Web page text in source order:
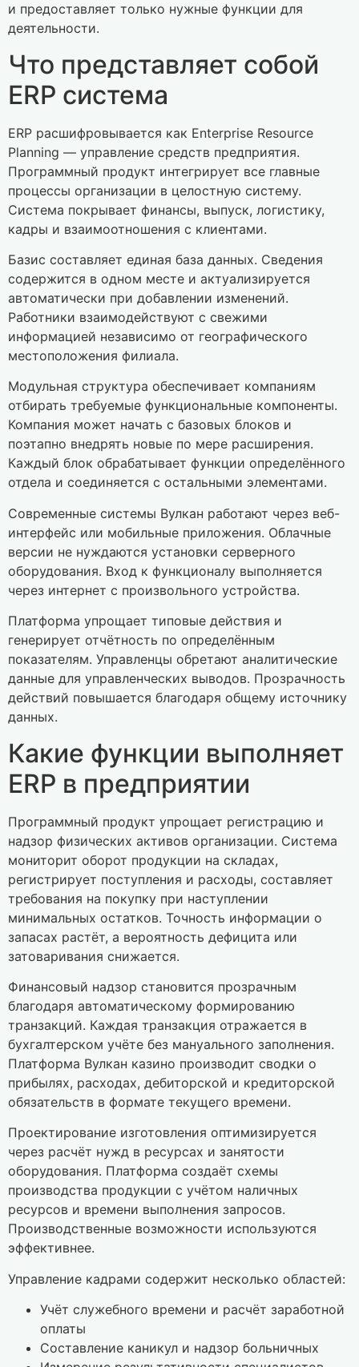
и предоставляет только нужные функции для
деятельности.
Что представляет собой
ERP система
ERP расшифровывается как Enterprise Resource
Planning — управление средств предприятия.
Программный продукт интегрирует все главные
процессы организации в целостную систему.
Система покрывает финансы, выпуск, логистику,
кадры и взаимоотношения с клиентами.
Базис составляет единая база данных. Сведения
содержится в одном месте и актуализируется
автоматически при добавлении изменений.
Работники взаимодействуют с свежими
информацией независимо от географического
местоположения филиала.
Модульная структура обеспечивает компаниям
отбирать требуемые функциональные компоненты.
Компания может начать с базовых блоков и
поэтапно внедрять новые по мере расширения.
Каждый блок обрабатывает функции определённого
отдела и соединяется с остальными элементами.
Современные системы Вулкан работают через веб-
интерфейс или мобильные приложения. Облачные
версии не нуждаются установки серверного
оборудования. Вход к функционалу выполняется
через интернет с произвольного устройства.
Платформа упрощает типовые действия и
генерирует отчётность по определённым
показателям. Управленцы обретают аналитические
данные для управленческих выводов. Прозрачность
действий повышается благодаря общему источнику
данных.
Какие функции выполняет
ERP в предприятии
Программный продукт упрощает регистрацию и
надзор физических активов организации. Система
мониторит оборот продукции на складах,
регистрирует поступления и расходы, составляет
требования на покупку при наступлении
минимальных остатков. Точность информации о
запасах растёт, а вероятность дефицита или
затоваривания снижается.
Финансовый надзор становится прозрачным
благодаря автоматическому формированию
транзакций. Каждая транзакция отражается в
бухгалтерском учёте без мануального заполнения.
Платформа Вулкан казино производит сводки о
прибылях, расходах, дебиторской и кредиторской
обязательств в формате текущего времени.
Проектирование изготовления оптимизируется
через расчёт нужд в ресурсах и занятости
оборудования. Платформа создаёт схемы
производства продукции с учётом наличных
ресурсов и времени выполнения запросов.
Производственные возможности используются
эффективнее.
Управление кадрами содержит несколько областей:
Учёт служебного времени и расчёт заработной
оплаты
Составление каникул и надзор больничных